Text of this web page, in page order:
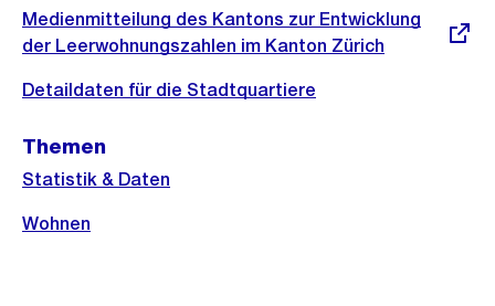
Externer
Link:
Medienmitteilung des Kantons zur Entwicklung
der Leerwohnungszahlen im Kanton Zürich
Detaildaten für die Stadtquartiere
Themen
Statistik & Daten
Wohnen